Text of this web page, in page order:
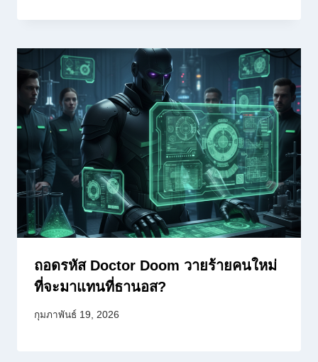
ถอดรหัส Doctor Doom วายร้ายคนใหม่
ที่จะมาแทนที่ธานอส?
กุมภาพันธ์ 19, 2026